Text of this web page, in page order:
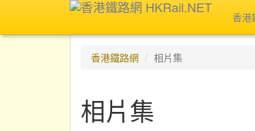
香港
香港鐵路網 相片集
相片集